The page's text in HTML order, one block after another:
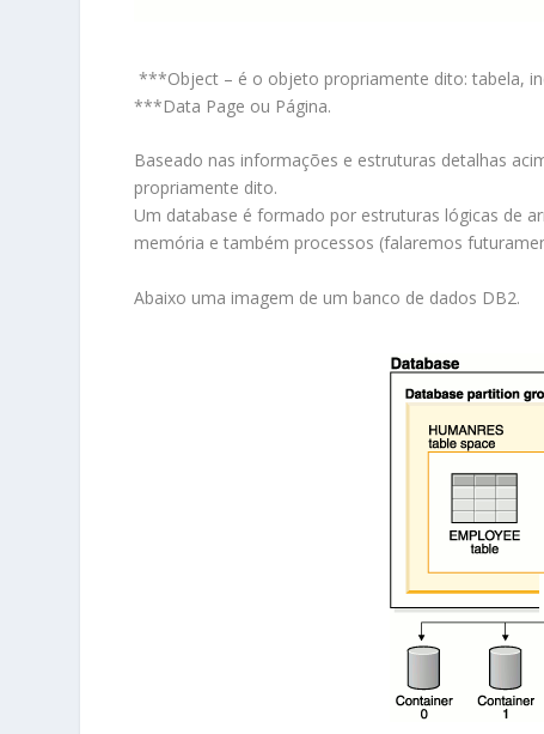
***Object – é o objeto propriamente dito: tabela,
***Data Page ou Página.
Baseado nas informações e estruturas detalhas
propriamente dito.
Um database é formado por estruturas lógicas de
memória e também processos (falaremos
Abaixo uma imagem de um banco de dados DB2.